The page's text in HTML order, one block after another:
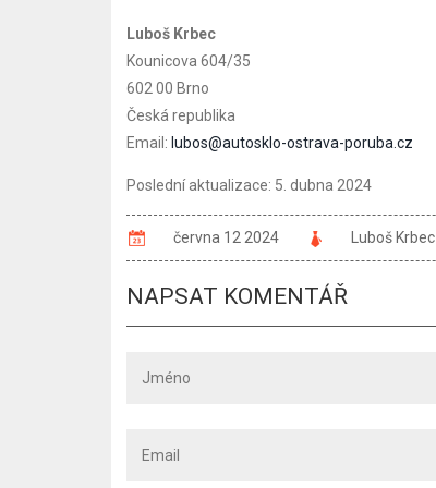
Luboš Krbec
Kounicova 604/35
602 00 Brno
Česká republika
Email: lubos@autosklo-ostrava-poruba.cz
Poslední aktualizace: 5. dubna 2024
června 12 2024 Luboš Krbec
NAPSAT KOMENTÁŘ